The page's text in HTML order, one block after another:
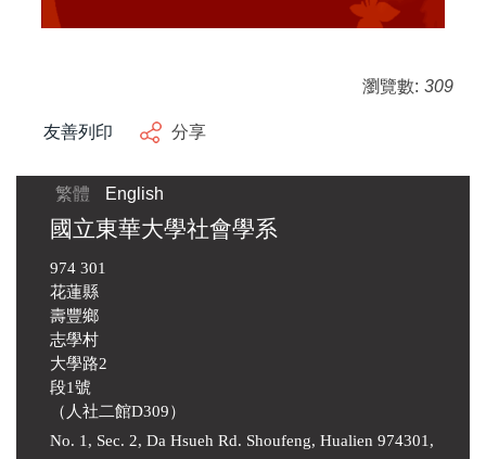
瀏覽數: 309
友善列印 分享
繁體 English
國立東華大學社會學系
974 301
花蓮縣
壽豐鄉
志學村
大學路2
段1號
（人社二館D309）
No. 1, Sec. 2, Da Hsueh Rd. Shoufeng, Hualien 974301,